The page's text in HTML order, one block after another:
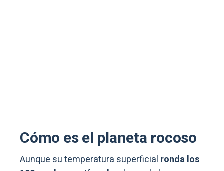
Cómo es el planeta rocoso
Aunque su temperatura superficial ronda los